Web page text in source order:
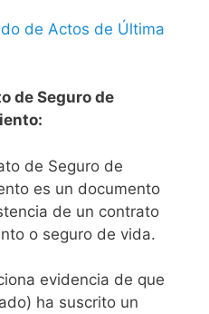
de Actos de Última
de Seguro de
de Seguro de
es un documento
de un contrato
o seguro de vida.
evidencia de que
ha suscrito un